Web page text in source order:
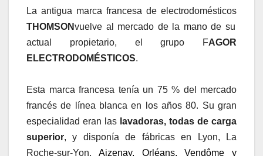
La antigua marca francesa de electrodomésticos
THOMSONvuelve al mercado de la mano de su
actual propietario, el grupo FAGOR
ELECTRODOMÉSTICOS.
Esta marca francesa tenía un 75 % del mercado
francés de línea blanca en los años 80. Su gran
especialidad eran las lavadoras, todas de carga
superior, y disponía de fábricas en Lyon, La
Roche-sur-Yon, Aizenay, Orléans, Vendôme y